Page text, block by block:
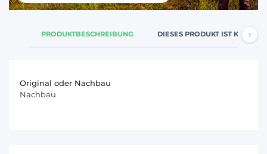
PRODUKTBESCHREIBUNG DIESES PRODUKT IST
Original oder Nachbau
Nachbau